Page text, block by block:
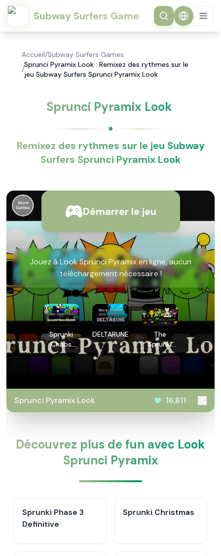
Subway Surfers Game
Accueil/Subway Surfers Games
/
Sprunci Pyramix Look : Remixez des rythmes sur le
jeu Subway Surfers Sprunci Pyramix Look
Sprunci Pyramix Look
Remixez des rythmes sur le jeu Subway
Surfers Sprunci Pyramix Look
Démarrer le jeu
Jouez à Look Sprunci Pyramix en ligne, aucun
téléchargement nécessaire !
Sprunki
Chaos
Starfall
DELTARUNE
The
Sprunki
Shifted!
Sprunci Pyramix Look 16,811
Découvrez plus de fun avec Look
Sprunci Pyramix
Sprunki Phase 3
Definitive
Sprunki Christmas